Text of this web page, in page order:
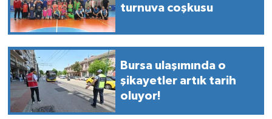
turnuva coşkusu
Bursa ulaşımında o
şikayetler artık tarih
oluyor!